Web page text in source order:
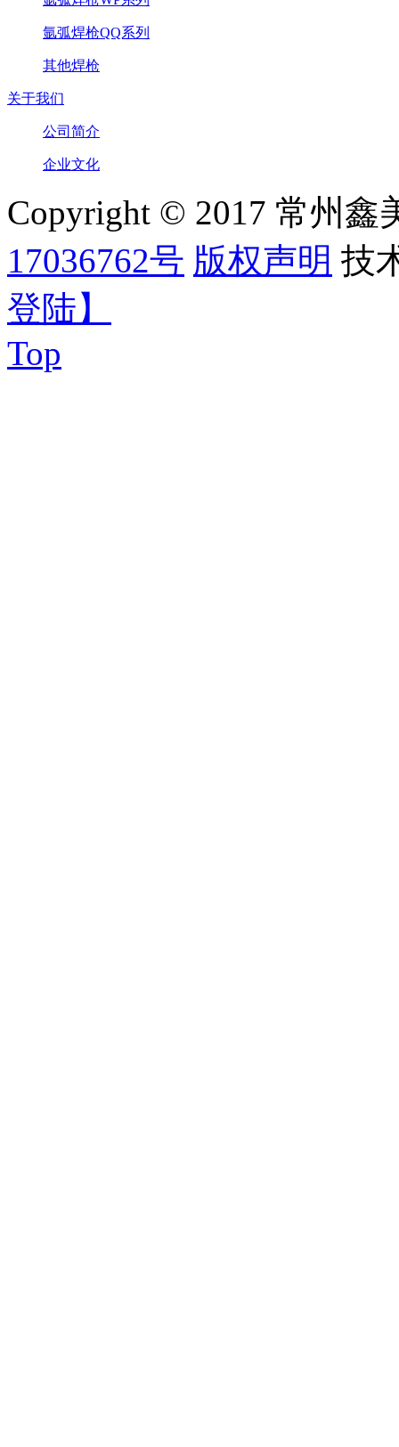
氩弧焊枪QQ系列
其他焊枪
关于我们
公司简介
企业文化
Copyright © 2017 常州
17036762号 版权声明 技
登陆】
Top